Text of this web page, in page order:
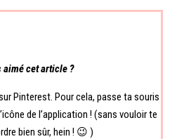
aimé cet article ?
Pinterest. Pour cela, passe ta souris
de l’application ! (sans vouloir te
bien sûr, hein ! 😉 )